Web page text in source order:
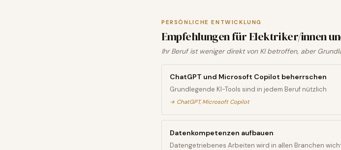
PERSÖNLICHE ENTWICKLUNG
Empfehlungen für Elektriker/innen
Ihr Beruf ist weniger direkt von KI betroffen, aber
ChatGPT und Microsoft Copilot beherrschen
Grundlegende KI-Tools sind in jedem Beruf nützlich
→ ChatGPT, Microsoft Copilot
Datenkompetenzen aufbauen
Datengetriebenes Arbeiten wird in allen Branchen